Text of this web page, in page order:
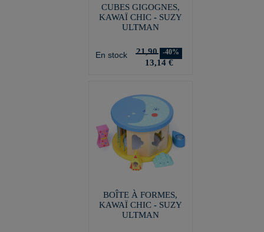
CUBES GIGOGNES,
KAWAÏ CHIC - SUZY
ULTMAN
En stock 21,90 -40%
13,14 €
BOÎTE À FORMES,
KAWAÏ CHIC - SUZY
ULTMAN